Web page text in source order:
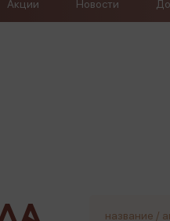
Акции Новости